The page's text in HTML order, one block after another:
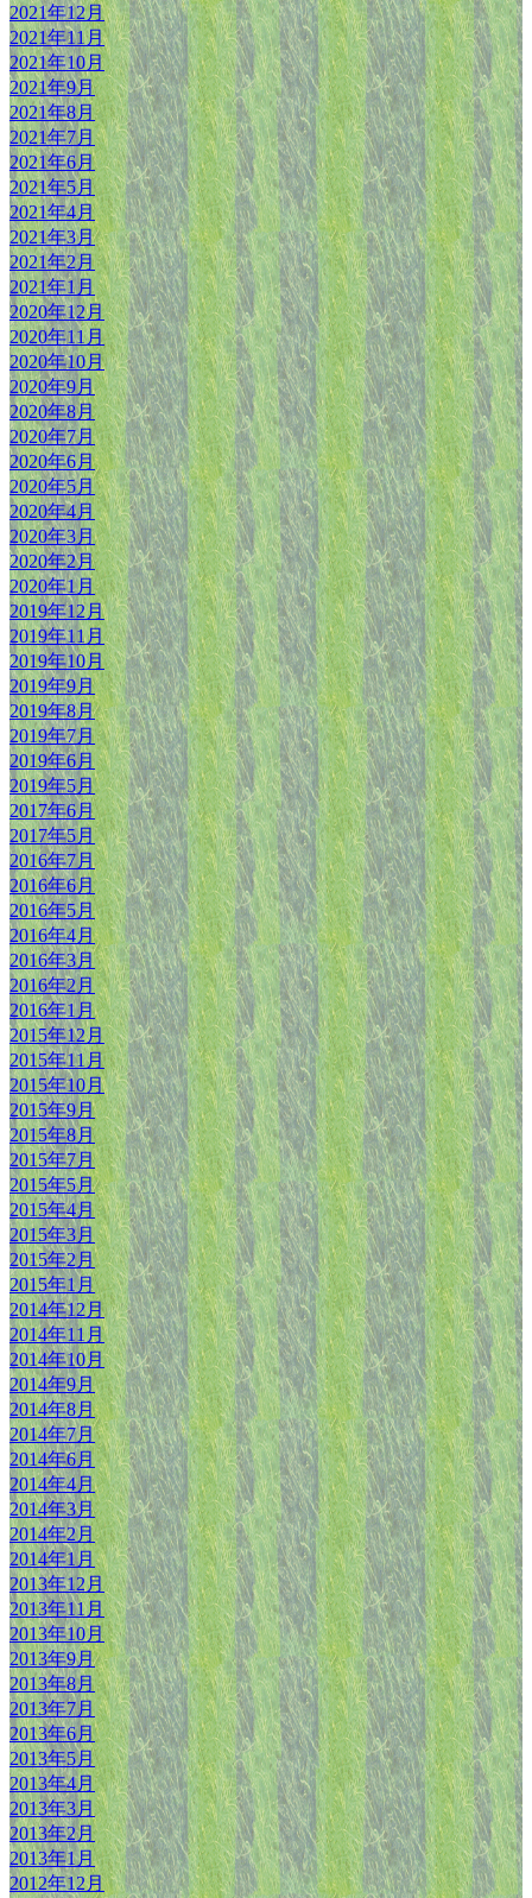
2021年12月
2021年11月
2021年10月
2021年9月
2021年8月
2021年7月
2021年6月
2021年5月
2021年4月
2021年3月
2021年2月
2021年1月
2020年12月
2020年11月
2020年10月
2020年9月
2020年8月
2020年7月
2020年6月
2020年5月
2020年4月
2020年3月
2020年2月
2020年1月
2019年12月
2019年11月
2019年10月
2019年9月
2019年8月
2019年7月
2019年6月
2019年5月
2017年6月
2017年5月
2016年7月
2016年6月
2016年5月
2016年4月
2016年3月
2016年2月
2016年1月
2015年12月
2015年11月
2015年10月
2015年9月
2015年8月
2015年7月
2015年5月
2015年4月
2015年3月
2015年2月
2015年1月
2014年12月
2014年11月
2014年10月
2014年9月
2014年8月
2014年7月
2014年6月
2014年4月
2014年3月
2014年2月
2014年1月
2013年12月
2013年11月
2013年10月
2013年9月
2013年8月
2013年7月
2013年6月
2013年5月
2013年4月
2013年3月
2013年2月
2013年1月
2012年12月